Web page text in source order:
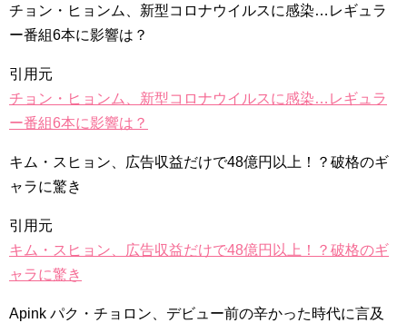
チョン・ヒョンム、新型コロナウイルスに感染…レギュラ
ー番組6本に影響は？
引用元
チョン・ヒョンム、新型コロナウイルスに感染…レギュラ
ー番組6本に影響は？
キム・スヒョン、広告収益だけで48億円以上！？破格のギ
ャラに驚き
引用元
キム・スヒョン、広告収益だけで48億円以上！？破格のギ
ャラに驚き
Apink パク・チョロン、デビュー前の辛かった時代に言及